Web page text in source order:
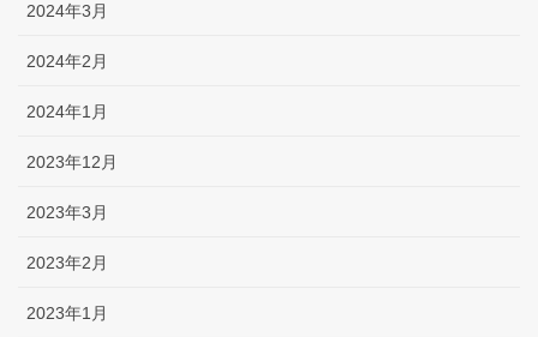
2024年3月
2024年2月
2024年1月
2023年12月
2023年3月
2023年2月
2023年1月